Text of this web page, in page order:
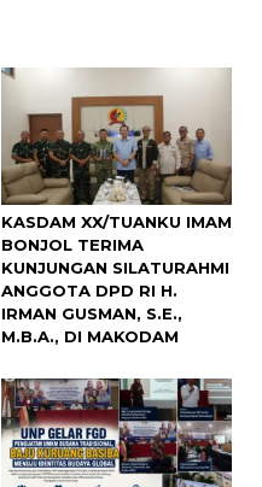
KASDAM XX/TUANKU IMAM
BONJOL TERIMA
KUNJUNGAN SILATURAHMI
ANGGOTA DPD RI H.
IRMAN GUSMAN, S.E.,
M.B.A., DI MAKODAM